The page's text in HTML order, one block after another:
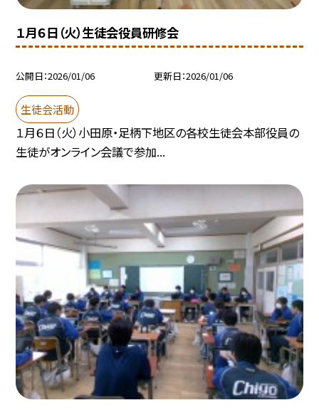
１月６日（火）生徒会役員研修会
公開日 2026/01/06 更新日 2026/01/06
生徒会活動
１月６日（火）小田原・足柄下地区の各校生徒会本部役員の
生徒がオンライン会議で参加...